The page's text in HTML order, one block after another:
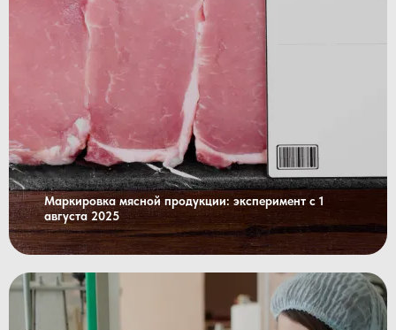
Маркировка мясной продукции: эксперимент с 1
августа 2025